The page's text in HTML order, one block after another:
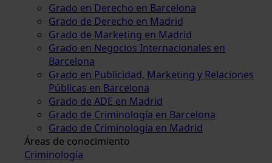
Grado en Derecho en Barcelona
Grado de Derecho en Madrid
Grado de Marketing en Madrid
Grado en Negocios Internacionales en
Barcelona
Grado en Publicidad, Marketing y Relaciones
Públicas en Barcelona
Grado de ADE en Madrid
Grado de Criminología en Barcelona
Grado de Criminología en Madrid
Áreas de conocimiento
Criminología